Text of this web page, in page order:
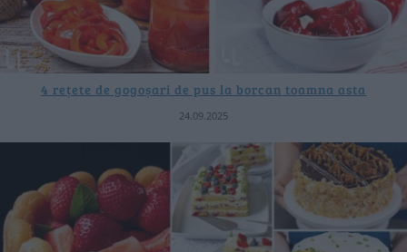
4 rețete de gogoșari de pus la borcan toamna asta
24.09.2025